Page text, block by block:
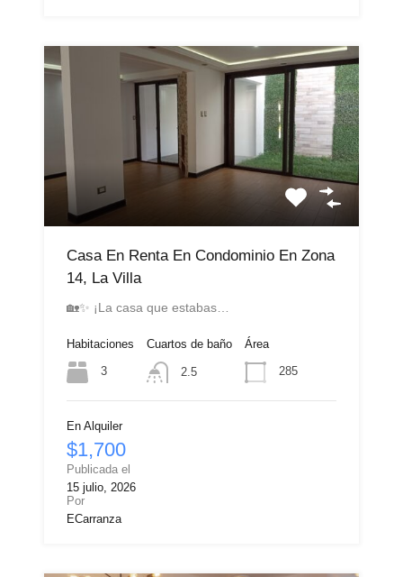
Casa En Renta En Condominio En Zona
14, La Villa
🏡✨ ¡La casa que estabas…
Habitaciones
3
Cuartos de baño
2.5
Área
285
En Alquiler
$1,700
Publicada el
15 julio, 2026
Por
ECarranza